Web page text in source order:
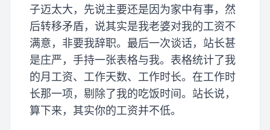
子迈太大，先说主要还是因为家中有事，然
后转移矛盾，说其实是我老婆对我的工资不
满意，非要我辞职。最后一次谈话，站长甚
是庄严，手持一张表格与我。表格统计了我
的月工资、工作天数、工作时长。在工作时
长那一项，剔除了我的吃饭时间。站长说，
算下来，其实你的工资并不低。